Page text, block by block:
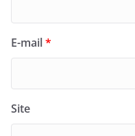
E-mail*
Site